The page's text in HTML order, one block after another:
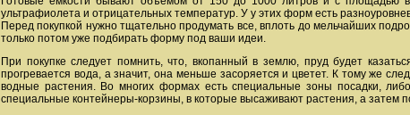
ультрафиолета и отрицательных температур. У у этих форм есть
Перед покупкой нужно тщательно продумать все, вплоть до мельчайших
только потом уже подбирать форму под ваши идеи.
При покупке следует помнить, что, вкопанный в землю, пруд будет
прогревается вода, а значит, она меньше засоряется и цветет. К тому же
водные растения. Во многих формах есть специальные зоны посадки,
специальные контейнеры-корзины, в которые высаживают растения, а затем